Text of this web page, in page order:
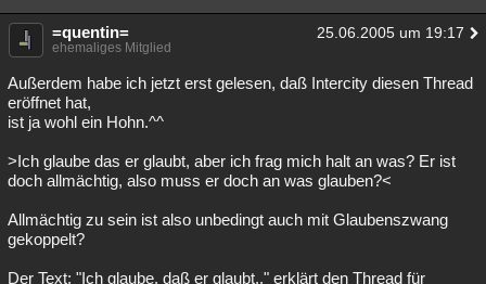
=quentin= 25.06.2005 um 19:17
ehemaliges Mitglied
Außerdem habe ich jetzt erst gelesen, daß Intercity diesen Thread
eröffnet hat,
ist ja wohl ein Hohn.^^
>Ich glaube das er glaubt, aber ich frag mich halt an was? Er ist
doch allmächtig, also muss er doch an was glauben?<
Allmächtig zu sein ist also unbedingt auch mit Glaubenszwang
gekoppelt?
Der Text: "Ich glaube, daß er glaubt.." erklärt den Thread für